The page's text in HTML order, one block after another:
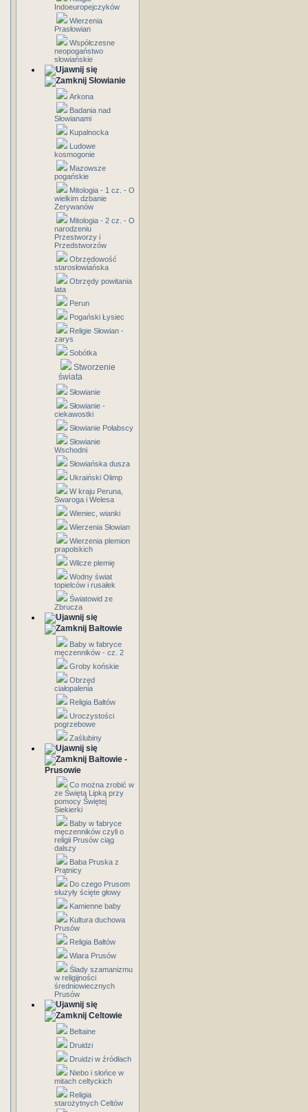
Indoeuropejczyków
Wierzenia
Prasłowian
Współczesne
neopogaństwo
słowiańskie
Słowianie
Arkona
Badania nad
Słowianami
Kupalnocka
Ludowe
kosmogonie
Mazowsze
pogańskie
Mitologia - 1 cz. - O
wielkim dzbanie
Zerywanów
Mitologia - 2 cz. - O
narodzeniu
Przestworzy i
Przedstworzów
Obrzędowość
starosłowiańska
Obrzędy powitania
lata
Perun
Pogański Łysiec
Religie Słowian -
zarys
Sobótka
Stworzenie
świata
Słowianie
Słowianie -
ciekawostki
Słowianie Połabscy
Słowianie
Wschodni
Słowiańska dusza
Ukraiński Olimp
W kraju Peruna,
Swaroga i Welesa
Wieniec, wianki
Wierzenia Słowian
Wierzenia plemion
prapolskich
Wilcze plemię
Wodny świat
topielców i rusałek
Światowid ze
Zbrucza
Bałtowie
Baby w fabryce
męczenników - cz. 2
Groby końskie
Obrzęd
ciałopalenia
Religia Bałtów
Uroczystości
pogrzebowe
Zaślubiny
Bałtowie -
Prusowie
Co można zrobić w
ze Świętą Lipką przy
pomocy Świętej
Siekierki
Baby w fabryce
męczenników czyli o
religii Prusów ciąg
dalszy
Baba Pruska z
Prątnicy
Do czego Prusom
służyły ścięte głowy
Kamienne baby
Kultura duchowa
Prusów
Religia Bałtów
Wiara Prusów
Ślady szamanizmu
w religijności
średniowiecznych
Prusów
Celtowie
Beltaine
Druidzi
Druidzi w źródłach
Niebo i słońce w
mitach celtyckich
Religia
starożytnych Celtów